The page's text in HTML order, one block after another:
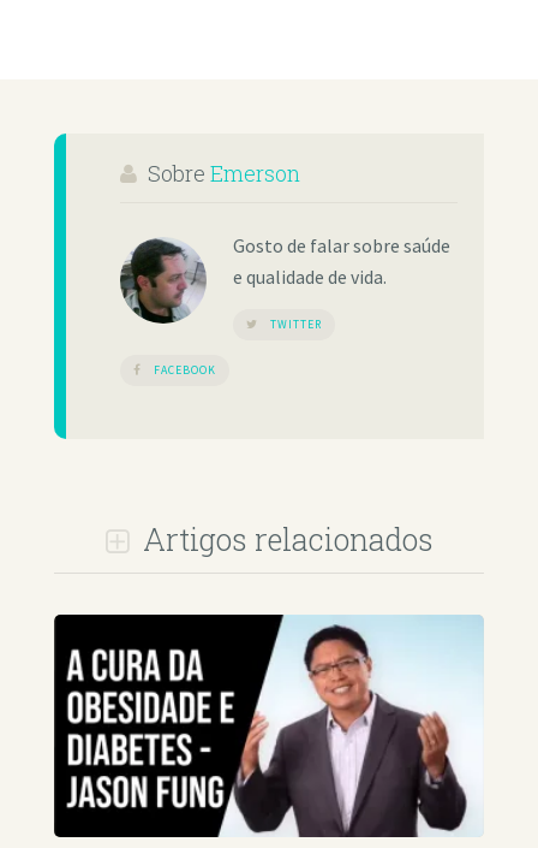
Sobre Emerson
Gosto de falar sobre saúde
e qualidade de vida.
TWITTER
FACEBOOK
Artigos relacionados